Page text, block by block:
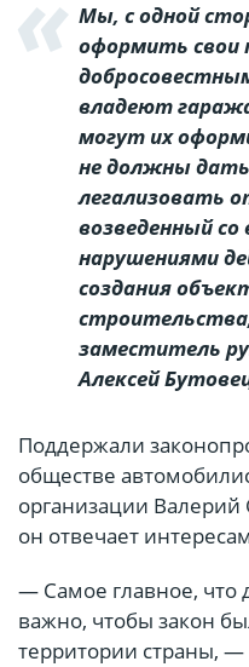
Мы, с одной
оформить свои
владеют
могут их
не должны
легализовать
возведенный
нарушениями
создания
заместитель
Алексей
Поддержали
обществе
организации
он отвечает
— Самое главное,
важно, чтобы закон
территории страны, —